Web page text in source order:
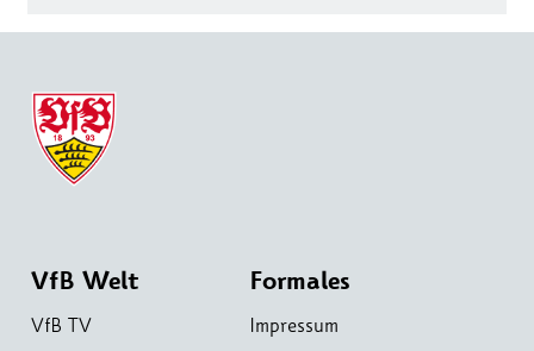
VfB Welt
VfB TV
Formales
Impressum